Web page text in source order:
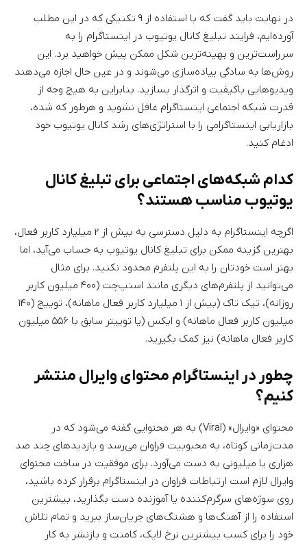
در نهایت باید گفت که با استفاده از ۹ تکنیکی که در این مطلب
آورده‌ایم، فرایند تبلیغ کانال یوتیوب در اینستاگرام را به
سرراست‌ترین و بهینه‌ترین شکل ممکن پیش خواهید برد. این
روش‌ها به سادگی پیاده‌سازی می‌شوند و در عین حال اجازه می‌دهند
ویدیوهایی باکیفیت و اثرگذار بسازید. بنابراین به هیچ وجه از
قدرت شبکه اجتماعی اینستاگرام غافل نشوید و هرطور که شده،
بازاریابی اینستاگرامی را با استراتژی‌های رشد کانال یوتیوب خود
ادغام کنید.
کدام شبکه‌های اجتماعی برای تبلیغ کانال
یوتیوب مناسب هستند؟
اگرچه اینستاگرام به دلیل دسترسی به بیش از ۲ میلیارد کاربر فعال،
بهترین گزینه ممکن برای تبلیغ کانال یوتیوب به حساب می‌آید، اما
بهتر است خودتان را به این پلتفرم محدود نکنید. برای مثال
می‌توانید از پلتفرم‌های دیگری مانند اسنپ‌چت (۴۰۰ میلیون کاربر
روزانه)، تیک تاک (بیش از ۱ میلیارد کاربر فعال ماهانه)، توییچ (۱۴۰
میلیون کاربر فعال ماهانه) و ایکس (یا توییتر سابق با ۵۵۶ میلیون
کاربر فعال ماهانه) نیز کمک بگیرید.
چطور در اینستاگرام محتوای وایرال منتشر
کنیم؟
محتوای «وایرال» (Viral) به هر محتوایی گفته می‌شود که در
مدت‌زمانی کوتاه، به محبوبیت فراوان می‌رسد و بازدیدهای چند صد
هزاری یا میلیونی به دست می‌آورد. برای موفقیت در ساخت محتوای
وایرال لازم است ارتباطات فراوان در اینستاگرام برقرار کرده باشید،
روی سوژه‌های سرگرم‌کننده یا آموزنده دست بگذارید، بیشترین
استفاده را از آهنگ‌ها و هشتگ‌های جریان‌ساز ببرید و تمام تلاش
خود را برای کسب بیشترین نرخ لایک، کامنت و بازنشر به کار